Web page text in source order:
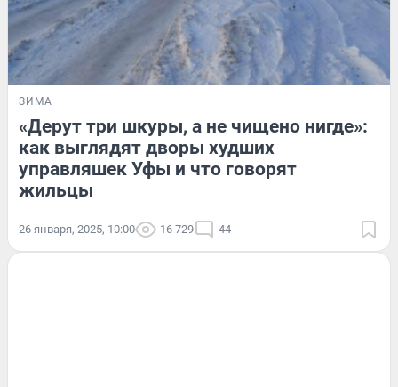
ЗИМА
«Дерут три шкуры, а не чищено нигде»:
как выглядят дворы худших
управляшек Уфы и что говорят
жильцы
26 января, 2025, 10:00 16 729 44